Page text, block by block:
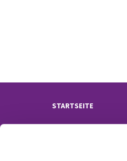
STARTSEITE